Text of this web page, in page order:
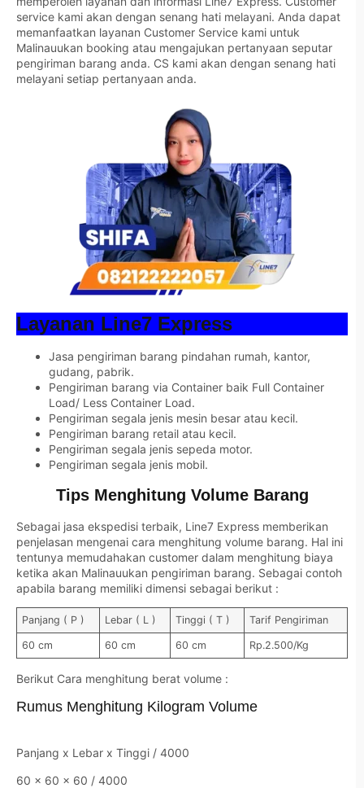
service kami akan dengan senang hati melayani. Anda dapat
memanfaatkan layanan Customer Service kami untuk
Malinauukan booking atau mengajukan pertanyaan seputar
pengiriman barang anda. CS kami akan dengan senang hati
melayani setiap pertanyaan anda.
Layanan Line7 Express
Jasa pengiriman barang pindahan rumah, kantor,
gudang, pabrik.
Pengiriman barang via Container baik Full Container
Load/ Less Container Load.
Pengiriman segala jenis mesin besar atau kecil.
Pengiriman barang retail atau kecil.
Pengiriman segala jenis sepeda motor.
Pengiriman segala jenis mobil.
Tips Menghitung Volume Barang
Sebagai jasa ekspedisi terbaik, Line7 Express memberikan
penjelasan mengenai cara menghitung volume barang. Hal ini
tentunya memudahakan customer dalam menghitung biaya
ketika akan Malinauukan pengiriman barang. Sebagai contoh
apabila barang memiliki dimensi sebagai berikut :
Panjang ( P ) Lebar ( L ) Tinggi ( T ) Tarif Pengiriman
60 cm 60 cm 60 cm Rp.2.500/Kg
Berikut Cara menghitung berat volume :
Rumus Menghitung Kilogram Volume
Panjang x Lebar x Tinggi / 4000
60 x 60 x 60 / 4000